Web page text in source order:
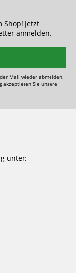
Shop! Jetzt
anmelden.
Mail wieder abmelden.
akzeptieren Sie unsere
unter: